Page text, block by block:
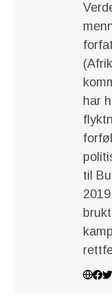
har
til